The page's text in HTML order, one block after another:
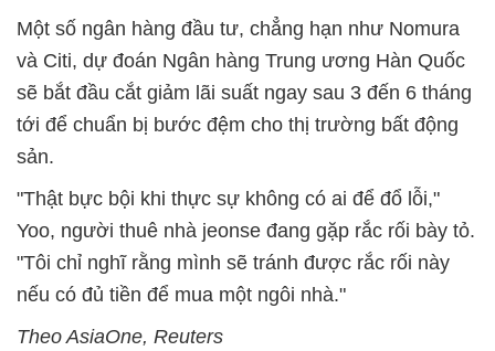
Một số ngân hàng đầu tư, chẳng hạn như Nomura
và Citi, dự đoán Ngân hàng Trung ương Hàn Quốc
sẽ bắt đầu cắt giảm lãi suất ngay sau 3 đến 6 tháng
tới để chuẩn bị bước đệm cho thị trường bất động
sản.
"Thật bực bội khi thực sự không có ai để đổ lỗi,"
Yoo, người thuê nhà jeonse đang gặp rắc rối bày tỏ.
"Tôi chỉ nghĩ rằng mình sẽ tránh được rắc rối này
nếu có đủ tiền để mua một ngôi nhà."
Theo AsiaOne, Reuters